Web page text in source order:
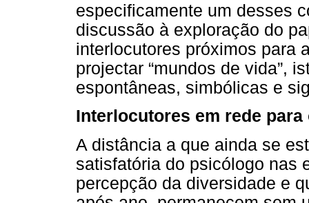
especificamente um desses
discussão à exploração do
interlocutores próximos para
projectar “mundos de vida”,
espontâneas, simbólicas e
Interlocutores em rede
A distância a que ainda se
satisfatória do psicólogo nas
percepção da diversidade e